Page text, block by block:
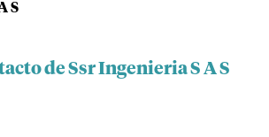
S
de Ssr Ingenieria S A S